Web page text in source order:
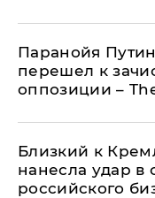
Паранойя
перешел к
оппозиции –
Близкий к
нанесла удар в
российского